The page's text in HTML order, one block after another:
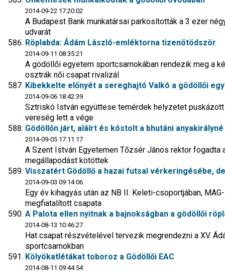
2014-09-22 17:20:02
A Budapest Bank munkatársai parkosították a 3 ezer
udvarát
Röplabda: Ádám László-emléktorna tizenötödször
2014-09-11 08:35:21
A gödöllői egyetem sportcsarnokában rendezik meg a
osztrák női csapat rivalizál
Kibekkelte előnyét a sereghajtó Valkó a gödöllői
2014-09-06 18:42:39
Sztriskó István együttese temérdek helyzetet
vereség lett a vége
Gödöllőn járt, aláírt és kóstolt a bhutáni anyakirályné
2014-09-05 17:11:17
A Szent István Egyetemen Tőzsér János rektor
megállapodást kötöttek
Visszatért Gödöllő a hazai futsal vérkeringésébe,
2014-09-03 09:14:06
Egy év kihagyás után az NB II. Keleti-csoportjában,
megfiatalított csapata
A Palota ellen nyitnak a bajnokságban a gödöllői
2014-08-13 10:46:27
Hat csapat részvételével tervezik megrendezni a XV.
sportcsarnokban
Kölyökatlétákat toboroz a Gödöllői EAC
2014-08-11 09:44:54